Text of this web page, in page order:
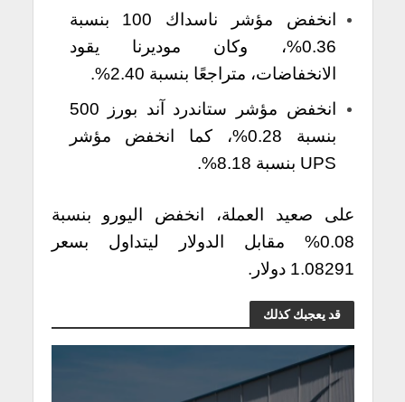
انخفض مؤشر ناسداك 100 بنسبة
0.36%، وكان موديرنا يقود
الانخفاضات، متراجعًا بنسبة 2.40%.
انخفض مؤشر ستاندرد آند بورز 500
بنسبة 0.28%، كما انخفض مؤشر
UPS بنسبة 8.18%.
على صعيد العملة، انخفض اليورو بنسبة
0.08% مقابل الدولار ليتداول بسعر
1.08291 دولار.
قد يعجبك كذلك